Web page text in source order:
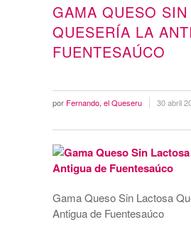
GAMA QUESO
QUESERÍA LA
FUENTESAÚCO
por Fernando, el Queseru 30 abril
Gama Queso Sin Lactosa
Antigua de Fuentesaúco